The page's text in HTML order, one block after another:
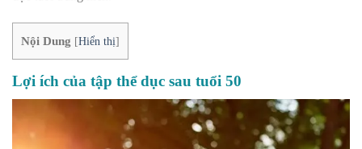
Nội Dung [Hiển thị]
Lợi ích của tập thể dục sau tuổi 50